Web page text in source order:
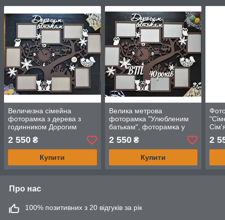
Величезна сімейна
фоторамка з дерева з
годинником Дорогим
батькам, дорогим
батькам, рамка у вигляді
дерева,
2 550 ₴
Купити
Велика метрова
фоторамка "Улюбленим
батькам", фоторамка у
вигляді дерева на
рубінове весілля, 40 років
разом
2 550₴
Купити
2
Про нас
100% позитивних з 20 відгуків за рік